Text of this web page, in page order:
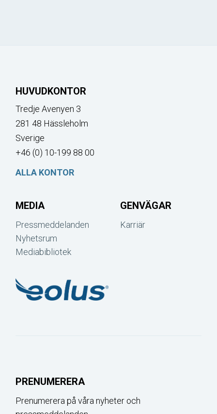
HUVUDKONTOR
Tredje Avenyen 3
281 48 Hässleholm
Sverige
+46 (0) 10-199 88 00
ALLA KONTOR
MEDIA
Pressmeddelanden
Nyhetsrum
Mediabibliotek
GENVÄGAR
Karriär
PRENUMERERA
Prenumerera på våra nyheter och